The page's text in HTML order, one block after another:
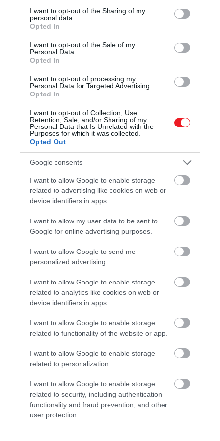
not limited to your visit or usage behaviour. You may click to
grant or deny consent to Google and its third-party tags to
use your data for below specified purposes in below Google
consent section.
I want to opt-out of the Sharing of my
personal data.
Opted In
I want to opt-out of the Sale of my
Personal Data.
Opted In
I want to opt-out of processing my
Personal Data for Targeted Advertising.
Opted In
I want to opt-out of Collection, Use,
Retention, Sale, and/or Sharing of my
Personal Data that Is Unrelated with the
Purposes for which it was collected.
Opted Out
Google consents
I want to allow Google to enable storage
related to advertising like cookies on web or
device identifiers in apps.
I want to allow my user data to be sent to
Google for online advertising purposes.
I want to allow Google to send me
personalized advertising.
I want to allow Google to enable storage
related to analytics like cookies on web or
device identifiers in apps.
I want to allow Google to enable storage
related to functionality of the website or app.
I want to allow Google to enable storage
related to personalization.
I want to allow Google to enable storage
related to security, including authentication
functionality and fraud prevention, and other
user protection.
A Mars felszínét kutató Curiosity rover egy
véletlen felfedezés során olyan jelenségre
bukkant, amely alapjaiban írhatja át a
A NASA marsjárója nagy
meglepetésre bukkant a vörös
bolygó…